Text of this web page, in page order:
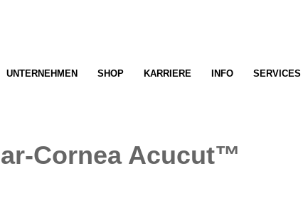
UNTERNEHMEN SHOP KARRIERE INFO SERVICES
Cornea Acucut™